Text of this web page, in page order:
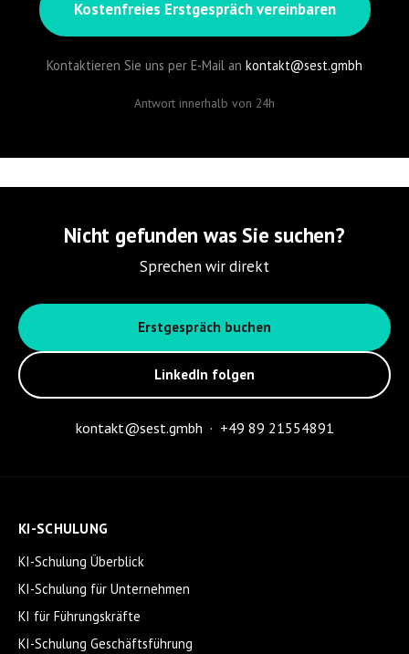
Kostenfreies Erstgespräch vereinbaren
Kontaktieren Sie uns per E-Mail an kontakt@sest.gmbh
Antwort innerhalb von 24h
Nicht gefunden was Sie suchen?
Sprechen wir direkt
Erstgespräch buchen
LinkedIn folgen
kontakt@sest.gmbh · +49 89 21554891
KI-SCHULUNG
KI-Schulung Überblick
KI-Schulung für Unternehmen
KI für Führungskräfte
KI-Schulung Geschäftsführung